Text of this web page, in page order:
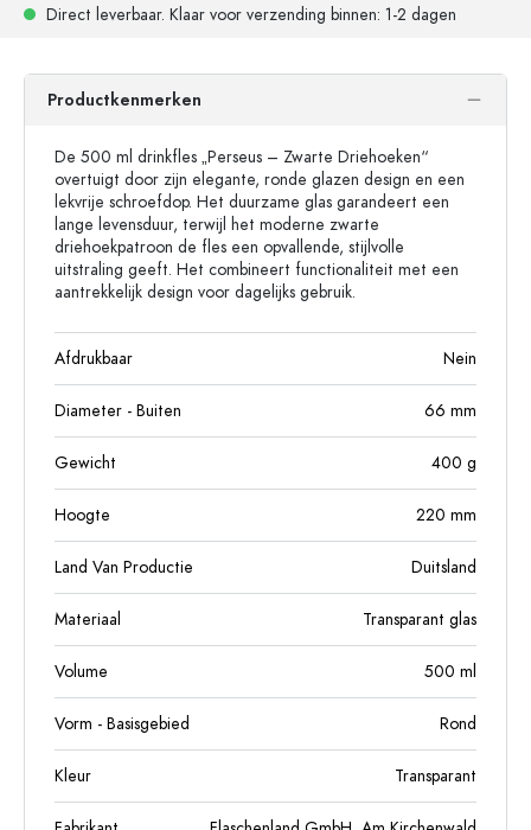
Direct leverbaar. Klaar voor verzending binnen: 1-2 dagen
Productkenmerken
De 500 ml drinkfles „Perseus – Zwarte Driehoeken“
overtuigt door zijn elegante, ronde glazen design en een
lekvrije schroefdop. Het duurzame glas garandeert een
lange levensduur, terwijl het moderne zwarte
driehoekpatroon de fles een opvallende, stijlvolle
uitstraling geeft. Het combineert functionaliteit met een
aantrekkelijk design voor dagelijks gebruik.
Afdrukbaar Nein
Diameter - Buiten 66 mm
Gewicht 400 g
Hoogte 220 mm
Land Van Productie Duitsland
Materiaal Transparant glas
Volume 500 ml
Vorm - Basisgebied Rond
Kleur Transparant